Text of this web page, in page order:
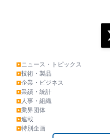
▶ニュース・トピックス
▶技術・製品
▶企業・ビジネス
▶業績・統計
▶人事・組織
▶業界団体
▶連載
▶特別企画